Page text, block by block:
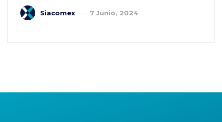
Siacomex 7 Junio, 2024